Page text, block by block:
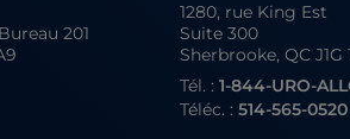
201
1280, rue King Est
Suite 300
Sherbrooke, QC J1G
Tél. : 1-844-URO-
Téléc. : 514-565-0520